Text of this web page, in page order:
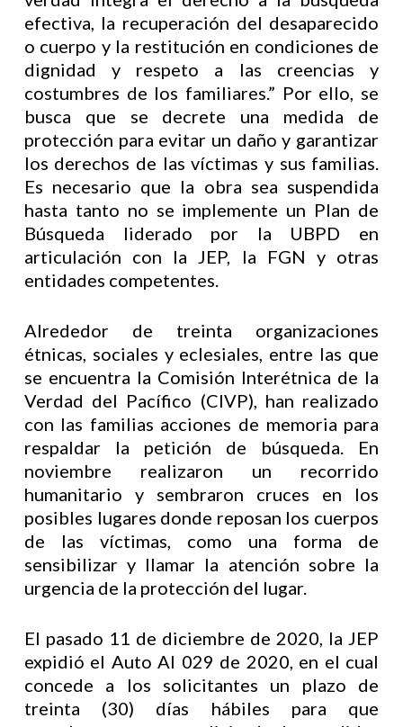
efectiva, la recuperación del desaparecido
o cuerpo y la restitución en condiciones de
dignidad y respeto a las creencias y
costumbres de los familiares.” Por ello, se
busca que se decrete una medida de
protección para evitar un daño y garantizar
los derechos de las víctimas y sus familias.
Es necesario que la obra sea suspendida
hasta tanto no se implemente un Plan de
Búsqueda liderado por la UBPD en
articulación con la JEP, la FGN y otras
entidades competentes.
Alrededor de treinta organizaciones
étnicas, sociales y eclesiales, entre las que
se encuentra la Comisión Interétnica de la
Verdad del Pacífico (CIVP), han realizado
con las familias acciones de memoria para
respaldar la petición de búsqueda. En
noviembre realizaron un recorrido
humanitario y sembraron cruces en los
posibles lugares donde reposan los cuerpos
de las víctimas, como una forma de
sensibilizar y llamar la atención sobre la
urgencia de la protección del lugar.
El pasado 11 de diciembre de 2020, la JEP
expidió el Auto AI 029 de 2020, en el cual
concede a los solicitantes un plazo de
treinta (30) días hábiles para que